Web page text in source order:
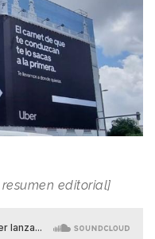
editorial]